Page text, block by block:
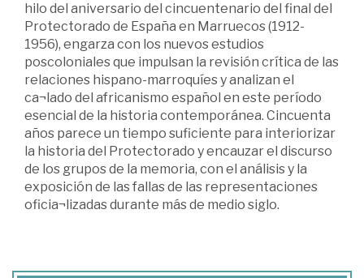
hilo del aniversario del cincuentenario del final del
Protectorado de España en Marruecos (1912-
1956), engarza con los nuevos estudios
poscoloniales que impulsan la revisión crítica de las
relaciones hispano-marroquíes y analizan el
ca¬lado del africanismo español en este período
esencial de la historia contemporánea. Cincuenta
años parece un tiempo suficiente para interiorizar
la historia del Protectorado y encauzar el discurso
de los grupos de la memoria, con el análisis y la
exposición de las fallas de las representaciones
oficia¬lizadas durante más de medio siglo.